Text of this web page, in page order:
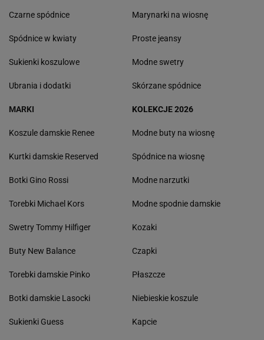
Czarne spódnice
Spódnice w kwiaty
Sukienki koszulowe
Ubrania i dodatki
Marynarki na wiosnę
Proste jeansy
Modne swetry
Skórzane spódnice
MARKI
Koszule damskie Renee
Kurtki damskie Reserved
Botki Gino Rossi
Torebki Michael Kors
Swetry Tommy Hilfiger
Buty New Balance
Torebki damskie Pinko
Botki damskie Lasocki
Sukienki Guess
KOLEKCJE 2026
Modne buty na wiosnę
Spódnice na wiosnę
Modne narzutki
Modne spodnie damskie
Kozaki
Czapki
Płaszcze
Niebieskie koszule
Kapcie